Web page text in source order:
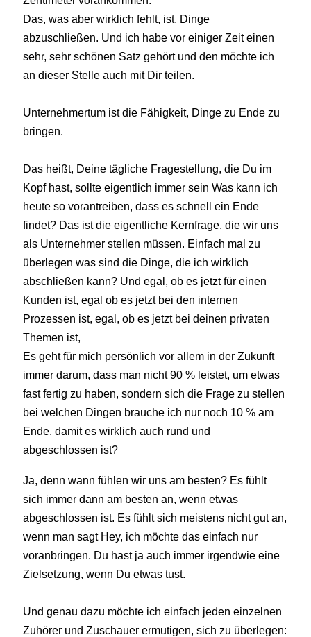
Das, was aber wirklich fehlt, ist, Dinge
abzuschließen. Und ich habe vor einiger Zeit einen
sehr, sehr schönen Satz gehört und den möchte ich
an dieser Stelle auch mit Dir teilen.
Unternehmertum ist die Fähigkeit, Dinge zu Ende zu
bringen.
Das heißt, Deine tägliche Fragestellung, die Du im
Kopf hast, sollte eigentlich immer sein Was kann ich
heute so vorantreiben, dass es schnell ein Ende
findet? Das ist die eigentliche Kernfrage, die wir uns
als Unternehmer stellen müssen. Einfach mal zu
überlegen was sind die Dinge, die ich wirklich
abschließen kann? Und egal, ob es jetzt für einen
Kunden ist, egal ob es jetzt bei den internen
Prozessen ist, egal, ob es jetzt bei deinen privaten
Themen ist,
Es geht für mich persönlich vor allem in der Zukunft
immer darum, dass man nicht 90 % leistet, um etwas
fast fertig zu haben, sondern sich die Frage zu stellen
bei welchen Dingen brauche ich nur noch 10 % am
Ende, damit es wirklich auch rund und
abgeschlossen ist?
Ja, denn wann fühlen wir uns am besten? Es fühlt
sich immer dann am besten an, wenn etwas
abgeschlossen ist. Es fühlt sich meistens nicht gut an,
wenn man sagt Hey, ich möchte das einfach nur
voranbringen. Du hast ja auch immer irgendwie eine
Zielsetzung, wenn Du etwas tust.
Und genau dazu möchte ich einfach jeden einzelnen
Zuhörer und Zuschauer ermutigen, sich zu überlegen: